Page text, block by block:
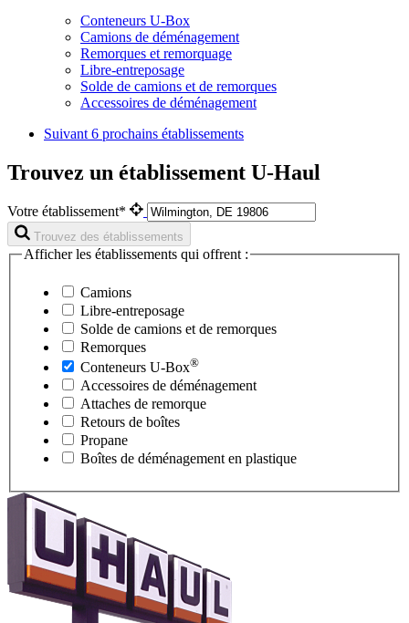
Conteneurs U-Box
Camions de déménagement
Remorques et remorquage
Libre-entreposage
Solde de camions et de remorques
Accessoires de déménagement
Suivant 6 prochains établissements
Trouvez un établissement U-Haul
Votre établissement*
Trouvez des établissements
Afficher les établissements qui offrent :
Camions
Libre-entreposage
Solde de camions et de remorques
Remorques
Conteneurs U-Box®
Accessoires de déménagement
Attaches de remorque
Retours de boîtes
Propane
Boîtes de déménagement en plastique